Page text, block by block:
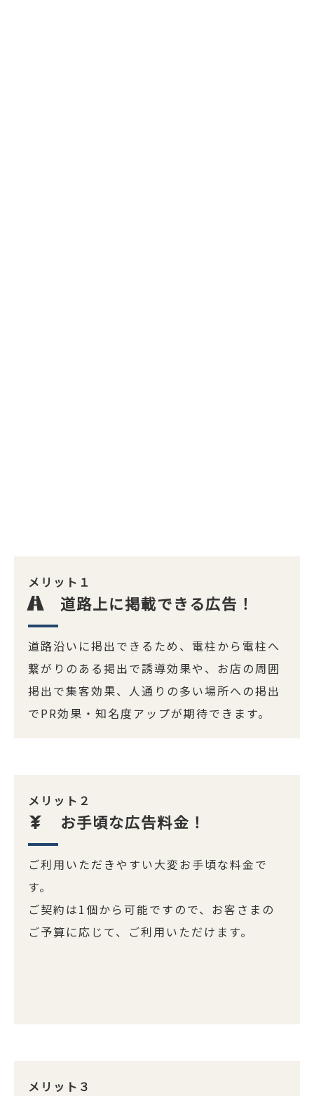
メリット１
道路上に掲載できる広告！
道路沿いに掲出できるため、電柱から電柱へ
繋がりのある掲出で誘導効果や、お店の周囲
掲出で集客効果、人通りの多い場所への掲出
でPR効果・知名度アップが期待できます。
メリット２
お手頃な広告料金！
ご利用いただきやすい大変お手頃な料金で
す。
ご契約は1個から可能ですので、お客さまの
ご予算に応じて、ご利用いただけます。
メリット３